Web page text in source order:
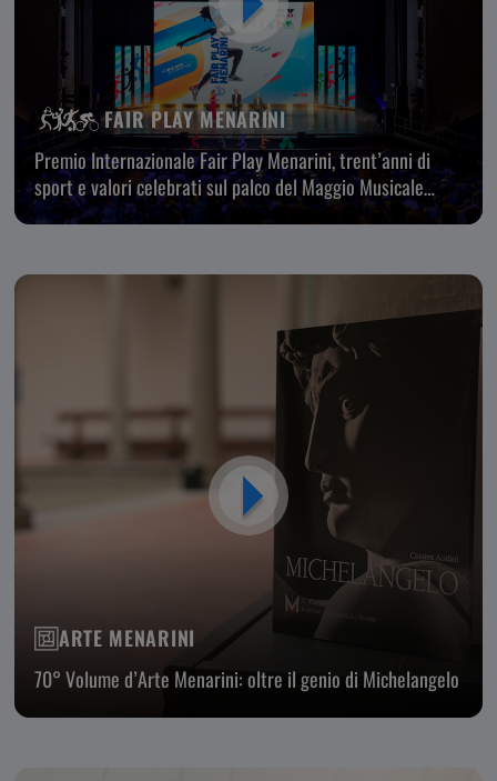
FAIR PLAY MENARINI
Premio Internazionale Fair Play Menarini, trent’anni di
sport e valori celebrati sul palco del Maggio Musicale
Fiorentino
ARTE MENARINI
70° Volume d’Arte Menarini: oltre il genio di Michelangelo